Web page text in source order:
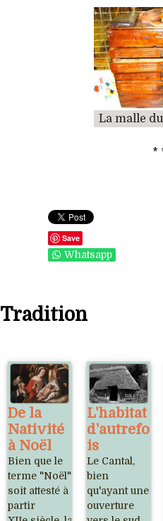
La malle
*
Save
Whatsapp
Tradition
De la
Nativité
à Noël
Bien que le
terme "Noël"
soit attesté à
partir
L'habitat
d'autrefo
is
Le Cantal,
bien
qu'ayant une
ouverture